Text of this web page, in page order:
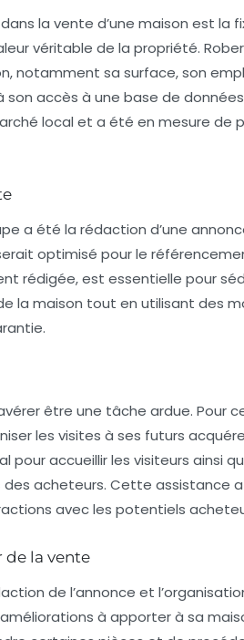
la vente d’une maison est la
véritable de la propriété.
notamment sa surface, son
accès à une base de
local et a été en mesure de
a été la rédaction d’une
optimisé pour le
rédigée, est essentielle pour
la maison tout en utilisant des
être une tâche ardue. Pour
les visites à ses futurs
accueillir les visiteurs ainsi
acheteurs. Cette assistance
avec les potentiels
de la vente
de l’annonce et
à apporter à sa